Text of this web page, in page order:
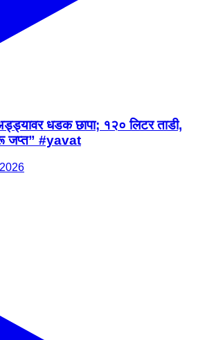
धडक छापा; १२० लिटर ताडी,
जप्त” #yavat